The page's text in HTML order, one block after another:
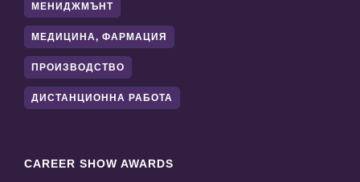
МЕНИДЖМЪНТ
МЕДИЦИНА, ФАРМАЦИЯ
ПРОИЗВОДСТВО
ДИСТАНЦИОННА РАБОТА
CAREER SHOW AWARDS